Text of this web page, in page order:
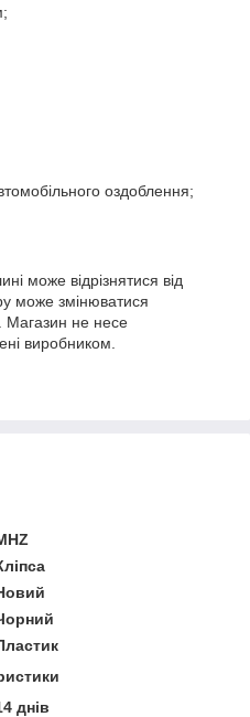
оздоблення;
може відрізнятися від
може змінюватися
Магазин не несе
виробником.
днів